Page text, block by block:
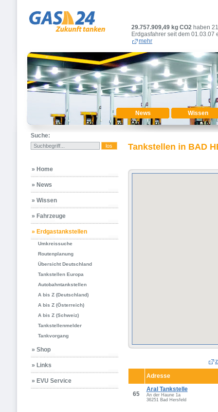
29.757.909,49 kg CO2 haben
Erdgasfahrer seit dem 01.03.07
mehr
News Wissen
Suche:
» Home
» News
» Wissen
» Fahrzeuge
» Erdgastankstellen
Umkreissuche
Routenplanung
Übersicht Deutschland
Tankstellen Europa
Autobahntankstellen
A bis Z (Deutschland)
A bis Z (Österreich)
A bis Z (Schweiz)
Tankstellenmelder
Tankvorgang
» Shop
» Links
» EVU Service
Tankstellen in BAD
Adresse
65
Aral Tankstelle
An der Haune 1a
36251 Bad Hersfeld